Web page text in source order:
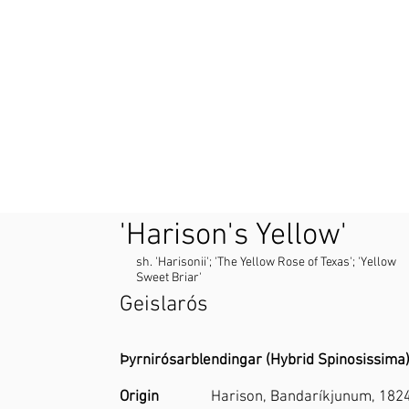
'Harison's Yellow'
sh. 'Harisonii'; 'The Yellow Rose of Texas'; 'Yellow
Sweet Briar'
Geislarós
Þyrnirósarblendingar (Hybrid
Origin
Harison, Bandaríkjunum,